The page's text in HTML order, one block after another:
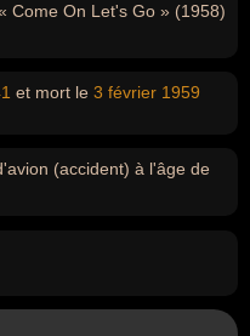
Come On Let's Go » (1958)
et mort le 3 février 1959
(accident) à l'âge de